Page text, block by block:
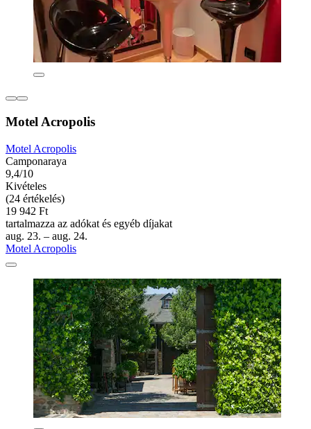
Motel Acropolis
Motel Acropolis
Camponaraya
9,4/10
Kivételes
(24 értékelés)
19 942 Ft
tartalmazza az adókat és egyéb díjakat
aug. 23. – aug. 24.
Motel Acropolis